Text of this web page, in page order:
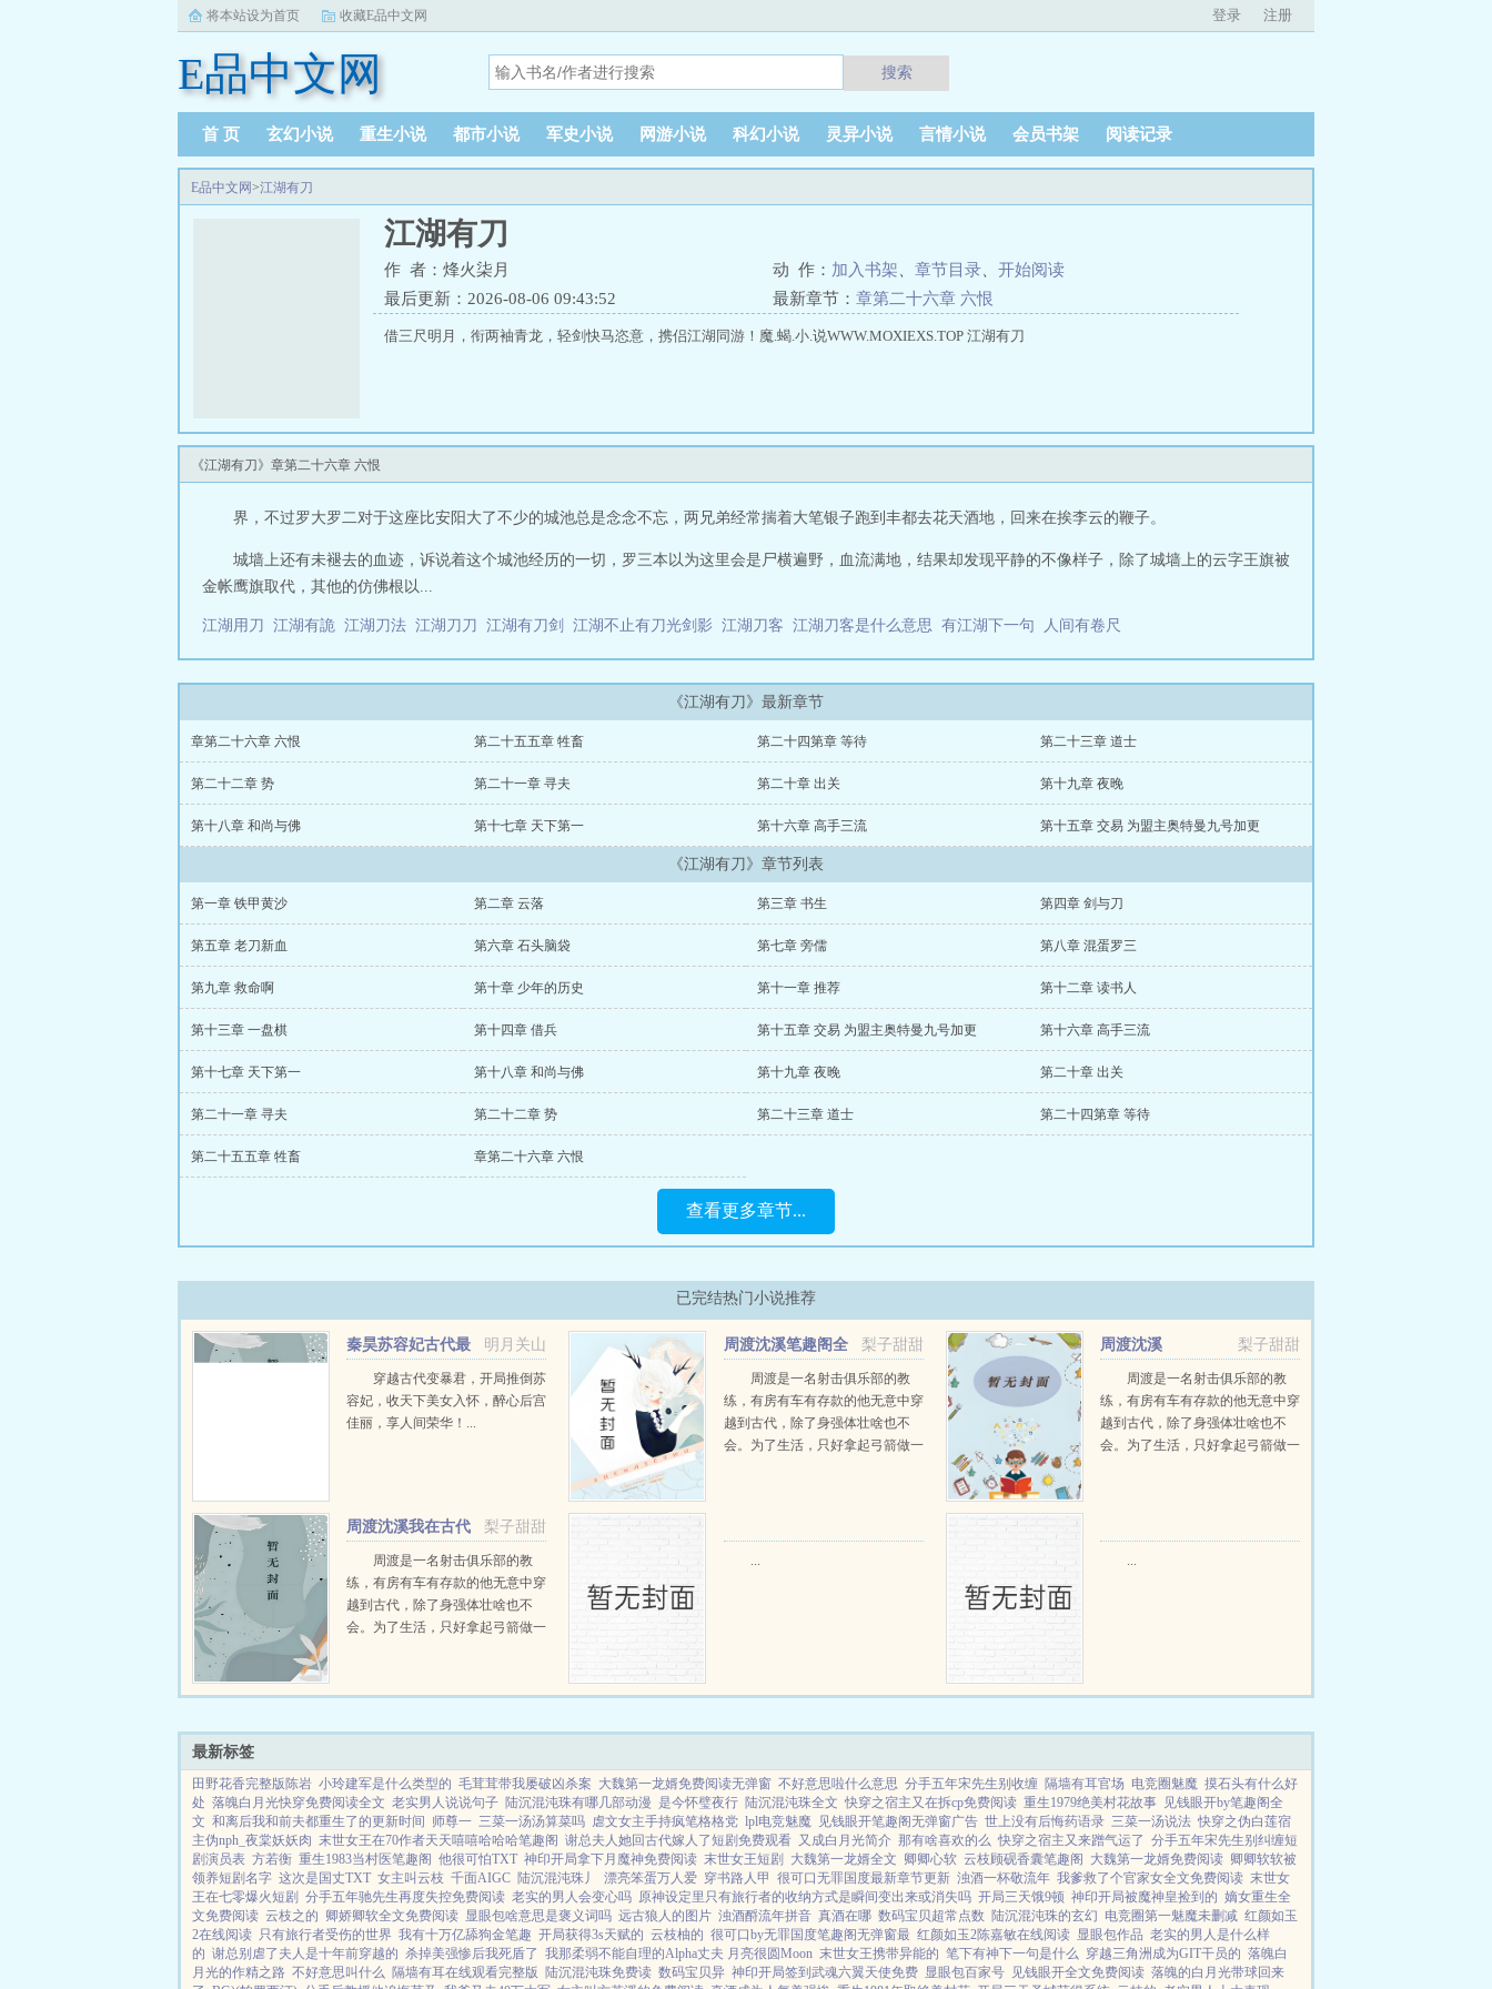
将本站设为首页 收藏E品中文网 登录 注册
E品中文网 搜索
首 页 玄幻小说 重生小说 都市小说 军史小说 网游小说 科幻小说 灵异小说 言情小说 会员书架 阅读记录
E品中文网>江湖有刀
江湖有刀
作 者：烽火柒月 动 作： 加入书架 章节目录
开始阅读
最后更新：2026-08-06 09:43:52
最新章节： 章第二十六章 六恨
借三尺明月，衔两袖青龙，轻剑快马恣意，携侣江湖同游！魔.蝎.小.说WWW.MOXIEXS.TOP 江湖有刀
《江湖有刀》章第二十六章 六恨
界，不过罗大罗二对于这座比安阳大了不少的城池总是念念不忘，两兄弟经常揣着大笔银子跑到丰都去花天酒地，回来在挨李云的鞭子。
城墙上还有未褪去的血迹，诉说着这个城池经历的一切，罗三本以为这里会是尸横遍野，血流满地，结果却发现平静的不像样子，除了城墙上的云字王旗被
金帐鹰旗取代，其他的仿佛根以...
江湖用刀 江湖有詭 江湖刀法 江湖刀刀 江湖有刀剑 江湖不止有刀光剑影 江湖刀客 江湖刀客是什么意思 有江湖下一句 人间有卷尺
《江湖有刀》最新章节
章第二十六章 六恨 第二十五五章 牲畜 第二十四第章 等待 第二十三章 道士
第二十二章 势 第二十一章 寻夫 第二十章 出关 第十九章 夜晚
第十八章 和尚与佛 第十七章 天下第一 第十六章 高手三流 第十五章 交易 为盟主奥特曼九号加更
《江湖有刀》章节列表
第一章 铁甲黄沙 第二章 云落 第三章 书生 第四章 剑与刀
第五章 老刀新血 第六章 石头脑袋 第七章 旁儒 第八章 混蛋罗三
第九章 救命啊 第十章 少年的历史 第十一章 推荐 第十二章 读书人
第十三章 一盘棋 第十四章 借兵 第十五章 交易 为盟主奥特曼九号加更 第十六章 高手三流
第十七章 天下第一 第十八章 和尚与佛 第十九章 夜晚 第二十章 出关
第二十一章 寻夫 第二十二章 势 第二十三章 道士 第二十四第章 等待
第二十五五章 牲畜 章第二十六章 六恨
查看更多章节...
已完结热门小说推荐
明月关山
秦昊苏容妃古代最
强昏君最新章节在线阅读
穿越古代变暴君，开局推倒苏
容妃，收天下美女入怀，醉心后宫
佳丽，享人间荣华！...
梨子甜甜
周渡沈溪笔趣阁全
文免费阅读
周渡是一名射击俱乐部的教
练，有房有车有存款的他无意中穿
越到古代，除了身强体壮啥也不
会。为了生活，只好拿起弓箭做一
梨子甜甜
周渡沈溪
周渡是一名射击俱乐部的教
练，有房有车有存款的他无意中穿
越到古代，除了身强体壮啥也不
会。为了生活，只好拿起弓箭做一
梨子甜甜
周渡沈溪我在古代
当猎户小说免费在线阅读
周渡是一名射击俱乐部的教
练，有房有车有存款的他无意中穿
越到古代，除了身强体壮啥也不
会。为了生活，只好拿起弓箭做一
只野兔，不会做（失望）第三天周
... ...
最新标签
田野花香完整版陈岩 小玲建军是什么类型的 毛茸茸带我屡破凶杀案 大魏第一龙婿免费阅读无弹窗 不好意思啦什么意思 分手五年宋先生别收缠 隔墙有耳官场 电竞圈魅魔 摸石头有什么好
处 落魄白月光快穿免费阅读全文 老实男人说说句子 陆沉混沌珠有哪几部动漫 是今怀璧夜行 陆沉混沌珠全文 快穿之宿主又在拆cp免费阅读 重生1979绝美村花故事 见钱眼开by笔趣阁全
文 和离后我和前夫都重生了的更新时间 师尊一 三菜一汤汤算菜吗 虐文女主手持疯笔格格党 lpl电竞魅魔 见钱眼开笔趣阁无弹窗广告 世上没有后悔药语录 三菜一汤说法 快穿之伪白莲宿
主伪nph_夜棠妖妖肉 末世女王在70作者天天嘻嘻哈哈哈笔趣阁 谢总夫人她回古代嫁人了短剧免费观看 又成白月光简介 那有啥喜欢的么 快穿之宿主又来蹭气运了 分手五年宋先生别纠缠短
剧演员表 方若衡 重生1983当村医笔趣阁 他很可怕TXT 神印开局拿下月魔神免费阅读 末世女王短剧 大魏第一龙婿全文 卿卿心软 云枝顾砚香囊笔趣阁 大魏第一龙婿免费阅读 卿卿软软被
领养短剧名字 这次是国丈TXT 女主叫云枝 千面AIGC 陆沉混沌珠丿 漂亮笨蛋万人爱 穿书路人甲 很可口无罪国度最新章节更新 浊酒一杯敬流年 我爹救了个官家女全文免费阅读 末世女
王在七零爆火短剧 分手五年驰先生再度失控免费阅读 老实的男人会变心吗 原神设定里只有旅行者的收纳方式是瞬间变出来或消失吗 开局三天饿9顿 神印开局被魔神皇捡到的 嫡女重生全
文免费阅读 云枝之的 卿娇卿软全文免费阅读 显眼包啥意思是褒义词吗 远古狼人的图片 浊酒酹流年拼音 真酒在哪 数码宝贝超常点数 陆沉混沌珠的玄幻 电竞圈第一魅魔未删减 红颜如玉
2在线阅读 只有旅行者受伤的世界 我有十万亿舔狗金笔趣 开局获得3s天赋的 云枝柚的 很可口by无罪国度笔趣阁无弹窗最 红颜如玉2陈嘉敏在线阅读 显眼包作品 老实的男人是什么样
的 谢总别虐了夫人是十年前穿越的 杀掉美强惨后我死盾了 我那柔弱不能自理的Alpha丈夫 月亮很圆Moon 末世女王携带异能的 笔下有神下一句是什么 穿越三角洲成为GIT干员的 落魄白
月光的作精之路 不好意思叫什么 隔墙有耳在线观看完整版 陆沉混沌珠免费读 数码宝贝异 神印开局签到武魂六翼天使免费 显眼包百家号 见钱眼开全文免费阅读 落魄的白月光带球回来